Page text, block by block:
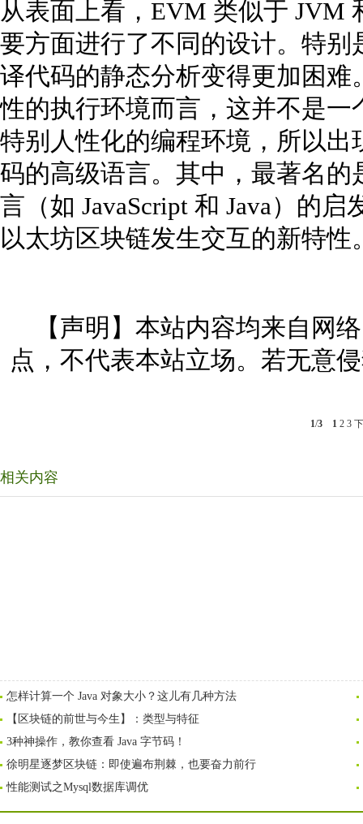
从表面上看，EVM 类似于 JVM
要方面进行了不同的设计。特
译代码的静态分析变得更加困
性的执行环境而言，这并不是
特别人性化的编程环境，所以
码的高级语言。其中，最著名
言（如 JavaScript 和 Java）的
以太坊区块链发生交互的新特性
【声明】本站内容均来自网
点，不代表本站立场。若无意
1/3 1 2 3
相关内容
怎样计算一个 Java 对象大小？这儿有几种方法
【区块链的前世与今生】：类型与特征
3种神操作，教你查看 Java 字节码！
徐明星逐梦区块链：即使遍布荆棘，也要奋力前行
性能测试之Mysql数据库调优